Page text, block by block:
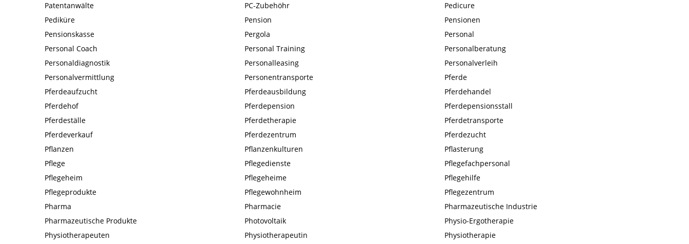
Patentanwälte
PC-Zubehöhr
Pedicure
Pediküre
Pension
Pensionen
Pensionskasse
Pergola
Personal
Personal Coach
Personal Training
Personalberatung
Personaldiagnostik
Personalleasing
Personalverleih
Personalvermittlung
Personentransporte
Pferde
Pferdeaufzucht
Pferdeausbildung
Pferdehandel
Pferdehof
Pferdepension
Pferdepensionsstall
Pferdeställe
Pferdetherapie
Pferdetransporte
Pferdeverkauf
Pferdezentrum
Pferdezucht
Pflanzen
Pflanzenkulturen
Pflasterung
Pflege
Pflegedienste
Pflegefachpersonal
Pflegeheim
Pflegeheime
Pflegehilfe
Pflegeprodukte
Pflegewohnheim
Pflegezentrum
Pharma
Pharmacie
Pharmazeutische Industrie
Pharmazeutische Produkte
Photovoltaik
Physio-Ergotherapie
Physiotherapeuten
Physiotherapeutin
Physiotherapie